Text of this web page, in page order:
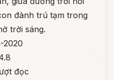
đành trú tạm trong
trời sáng.
2020
đọc